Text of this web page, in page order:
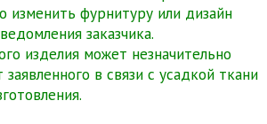
изменить фурнитуру или дизайн
заказчика.
изделия может незначительно
заявленного в связи с усадкой ткани